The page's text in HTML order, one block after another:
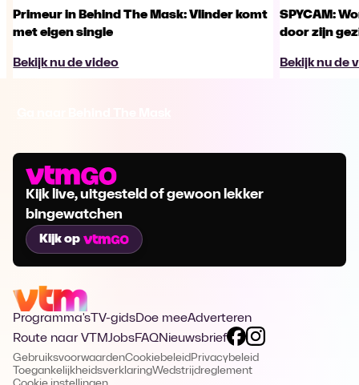
Primeur in Behind The Mask: Vlinder komt
met eigen single
Bekijk nu de video
SPYCAM:
door zijn
Bekijk nu de
Kijk live, uitgesteld of gewoon lekker
bingewatchen
Kijk op
Programma's TV-gidsDoe meeAdverteren
Route naar VTMJobsFAQNieuwsbrief
GebruiksvoorwaardenCookiebeleid Privacybeleid
ToegankelijkheidsverklaringWedstrijdreglement